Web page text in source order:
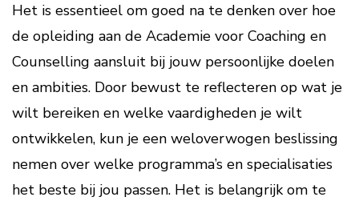
Het is essentieel om goed na te denken over hoe
de opleiding aan de Academie voor Coaching en
Counselling aansluit bij jouw persoonlijke doelen
en ambities. Door bewust te reflecteren op wat je
wilt bereiken en welke vaardigheden je wilt
ontwikkelen, kun je een weloverwogen beslissing
nemen over welke programma’s en specialisaties
het beste bij jou passen. Het is belangrijk om te